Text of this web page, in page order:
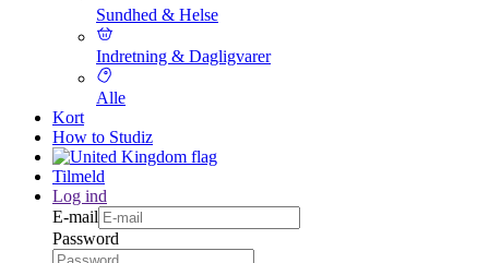
Sundhed & Helse
Indretning & Dagligvarer
Alle
Kort
How to Studiz
Tilmeld
Log ind
E-mail
Password